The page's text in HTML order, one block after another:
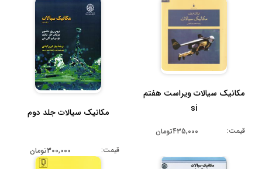
مکانیک سیالات ویراست هفتم
si
قیمت: 435,000تومان
مکانیک سیالات جلد دوم
قیمت: 300,000تومان